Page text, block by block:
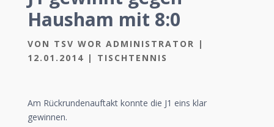
Hausham mit 8:0
VON TSV WOR ADMINISTRATOR |
12.01.2014 | TISCHTENNIS
Am Rückrundenauftakt konnte die J1 eins klar
gewinnen.